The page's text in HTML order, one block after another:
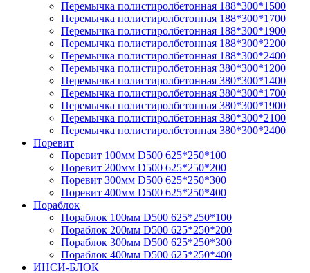
Перемычка полистирол­бетонная 188*300*1500
Перемычка полистирол­бетонная 188*300*1700
Перемычка полистирол­бетонная 188*300*1900
Перемычка полистирол­бетонная 188*300*2200
Перемычка полистирол­бетонная 188*300*2400
Перемычка полистирол­бетонная 380*300*1200
Перемычка полистирол­бетонная 380*300*1400
Перемычка полистирол­бетонная 380*300*1700
Перемычка полистирол­бетонная 380*300*1900
Перемычка полистирол­бетонная 380*300*2100
Перемычка полистирол­бетонная 380*300*2400
Поревит
Поревит 100мм D500 625*250*100
Поревит 200мм D500 625*250*200
Поревит 300мм D500 625*250*300
Поревит 400мм D500 625*250*400
Пораблок
Пораблок 100мм D500 625*250*100
Пораблок 200мм D500 625*250*200
Пораблок 300мм D500 625*250*300
Пораблок 400мм D500 625*250*400
ИНСИ-БЛОК